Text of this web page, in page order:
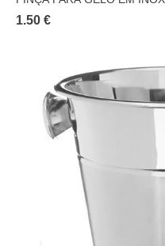
1.50 €